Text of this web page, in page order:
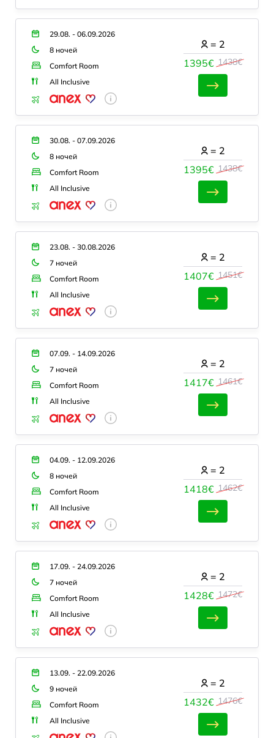
29.08. - 06.09.2026
8 ночей
Comfort Room
All Inclusive
1395€ 1438€
= 2
30.08. - 07.09.2026
8 ночей
Comfort Room
All Inclusive
1395€ 1438€
= 2
23.08. - 30.08.2026
7 ночей
Comfort Room
All Inclusive
1407€ 1451€
= 2
07.09. - 14.09.2026
7 ночей
Comfort Room
All Inclusive
1417€ 1461€
= 2
04.09. - 12.09.2026
8 ночей
Comfort Room
All Inclusive
1418€ 1462€
= 2
17.09. - 24.09.2026
7 ночей
Comfort Room
All Inclusive
1428€ 1472€
= 2
13.09. - 22.09.2026
9 ночей
Comfort Room
All Inclusive
1432€ 1476€
= 2